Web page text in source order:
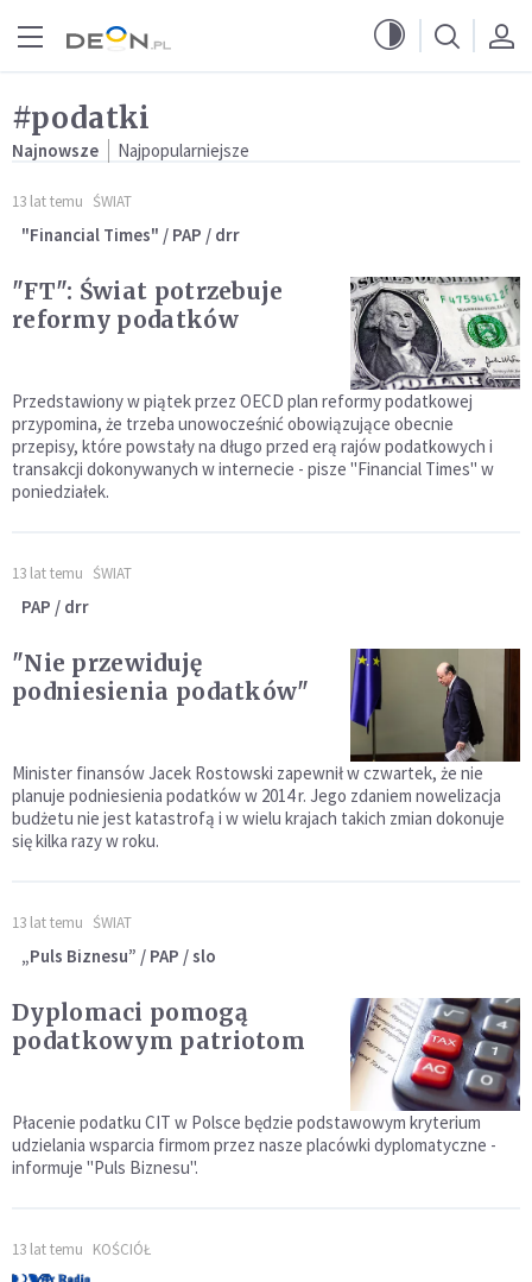
#podatki
Najnowsze Najpopularniejsze
13 lat temu ŚWIAT
"Financial Times" / PAP / drr
"FT": Świat potrzebuje
reformy podatków
Przedstawiony w piątek przez OECD plan reformy podatkowej
przypomina, że trzeba unowocześnić obowiązujące obecnie
przepisy, które powstały na długo przed erą rajów podatkowych i
transakcji dokonywanych w internecie - pisze "Financial Times" w
poniedziałek.
13 lat temu ŚWIAT
PAP / drr
"Nie przewiduję
podniesienia podatków"
Minister finansów Jacek Rostowski zapewnił w czwartek, że nie
planuje podniesienia podatków w 2014 r. Jego zdaniem nowelizacja
budżetu nie jest katastrofą i w wielu krajach takich zmian dokonuje
się kilka razy w roku.
13 lat temu ŚWIAT
„Puls Biznesu” / PAP / slo
Dyplomaci pomogą
podatkowym patriotom
Płacenie podatku CIT w Polsce będzie podstawowym kryterium
udzielania wsparcia firmom przez nasze placówki dyplomatyczne -
informuje "Puls Biznesu".
13 lat temu KOŚCIÓŁ